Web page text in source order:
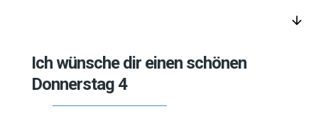
arrow_downward
Ich wünsche dir einen schönen
Donnerstag 4